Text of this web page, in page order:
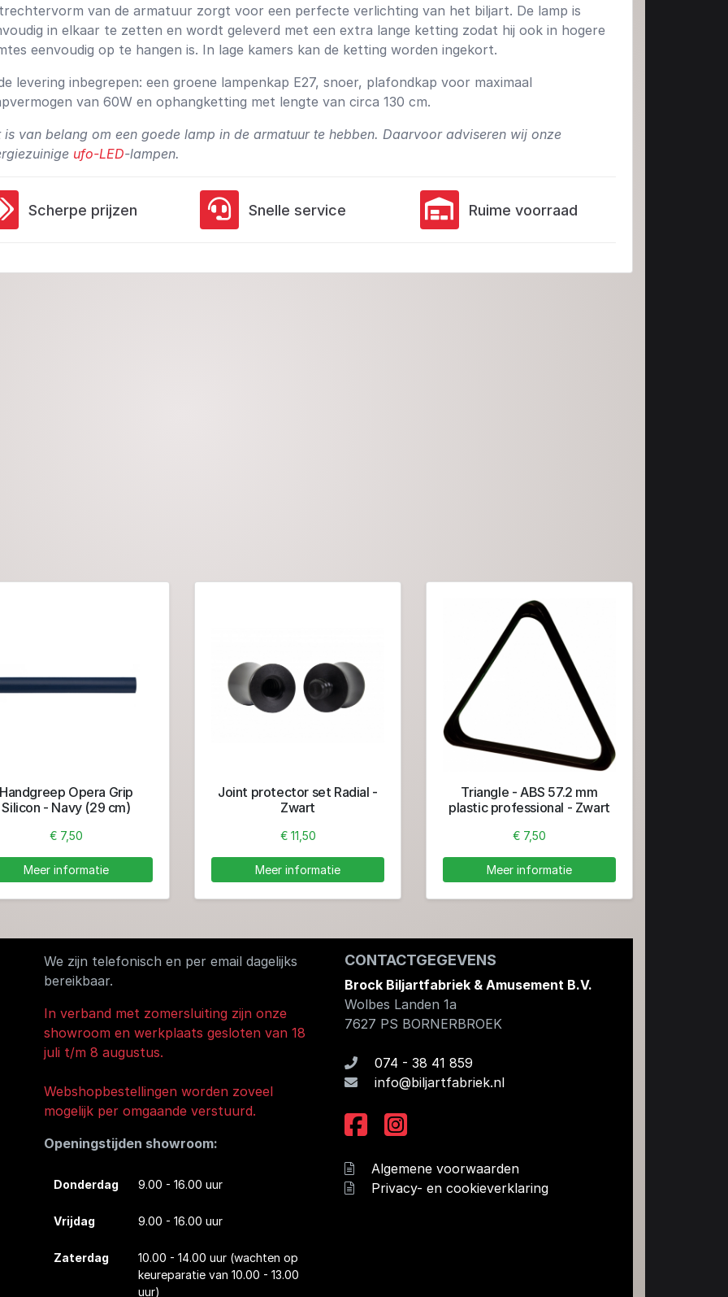
van de armatuur zorgt voor een perfecte verlichting van het biljart. De lamp is
in elkaar te zetten en wordt geleverd met een extra lange ketting zodat hij ook in hogere
eenvoudig op te hangen is. In lage kamers kan de ketting worden ingekort.
levering inbegrepen: een groene lampenkap E27, snoer, plafondkap voor maximaal
van 60W en ophangketting met lengte van circa 130 cm.
is van belang om een goede lamp in de armatuur te hebben. Daarvoor adviseren wij onze
ufo-LED-lampen.
Scherpe prijzen Snelle service Ruime voorraad
Opera Grip
Silicon - Navy (29 cm)
€ 7,50
Meer informatie
Joint protector set Radial -
Zwart
€ 11,50
Meer informatie
Triangle - ABS 57.2 mm
plastic professional - Zwart
€ 7,50
Meer informatie
We zijn telefonisch en per email dagelijks
bereikbaar.
In verband met zomersluiting zijn onze
showroom en werkplaats gesloten van 18
juli t/m 8 augustus.
Webshopbestellingen worden zoveel
mogelijk per omgaande verstuurd.
Openingstijden showroom:
Donderdag 9.00 - 16.00 uur
Vrijdag 9.00 - 16.00 uur
Zaterdag 10.00 - 14.00 uur (wachten op
keureparatie van 10.00 - 13.00
uur)
CONTACTGEGEVENS
Brock Biljartfabriek & Amusement B.V.
Wolbes Landen 1a
7627 PS BORNERBROEK
074 - 38 41 859
info@biljartfabriek.nl
Algemene voorwaarden
Privacy- en cookieverklaring